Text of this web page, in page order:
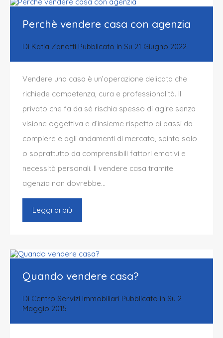
Perchè vendere casa con agenzia
Di Katia Zanotti Pubblicato in Su 21 Giugno 2022
Vendere una casa è un’operazione delicata che
richiede competenza, cura e professionalità. Il
privato che fa da sé rischia spesso di agire senza
visione oggettiva e d’insieme rispetto ai passi da
compiere e agli andamenti di mercato, spinto solo
o soprattutto da comprensibili fattori emotivi e
necessità personali. Il vendere casa tramite
agenzia non dovrebbe…
Leggi di più
Quando vendere casa?
Di Centro Servizi Immobiliari Pubblicato in Su 2
Maggio 2015